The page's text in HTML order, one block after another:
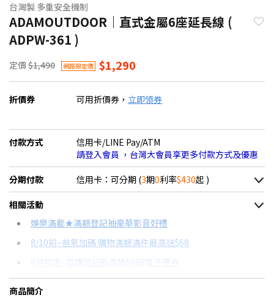
台灣製 多重安全機制
ADAMOUTDOOR｜直式金屬6座延長線 (
ADPW-361 )
定價 $1,490 網路限定價 $1,290
折價券 可用折價券， 立即領券
付款方式
信用卡/LINE Pay/ATM
請登入會員 ，台灣大會員享更多付款方式及優惠
分期付款 信用卡：可分期 (3期0利率$430起 )
＊實際可分期數、適用利率，請以購物車顯示為主
信用卡分期
分期數 每期金額 配合銀行/業者
相關活動
娛樂滿載★滿額登記抽豪華影音好禮
8/10前~爸氣加碼 購物滿額滿件最高送$68
8月限定~首購登記最高領$888電子禮券
台灣大哥大Open Possible聯名卡滿額最高回饋25%
商品簡介